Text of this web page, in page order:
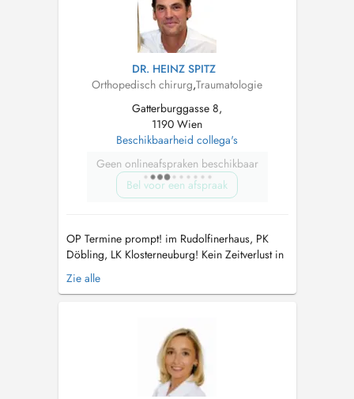
DR. HEINZ SPITZ
Orthopedisch chirurg,Traumatologie
Gatterburggasse 8,
1190 Wien
Beschikbaarheid collega's
Geen onlineafspraken beschikbaar
Bel voor een afspraak
OP Termine prompt! im Rudolfinerhaus, PK
Döbling, LK Klosterneuburg! Kein Zeitverlust in
überfüllten Wartezimmern Es ist mir ein
Anliegen, für meine Patienten stets modernste
Kniegelenksersatz, Men...
Zie alle